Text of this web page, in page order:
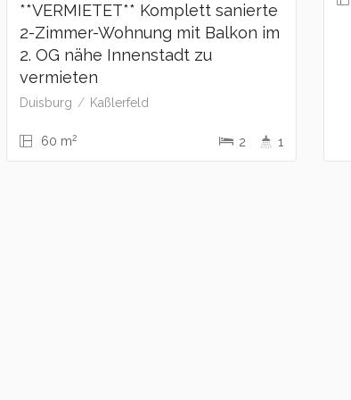
**VERMIETET** Komplett sanierte
2-Zimmer-Wohnung mit Balkon im
2. OG nähe Innenstadt zu
vermieten
Duisburg Kaßlerfeld
60 m2 2 1